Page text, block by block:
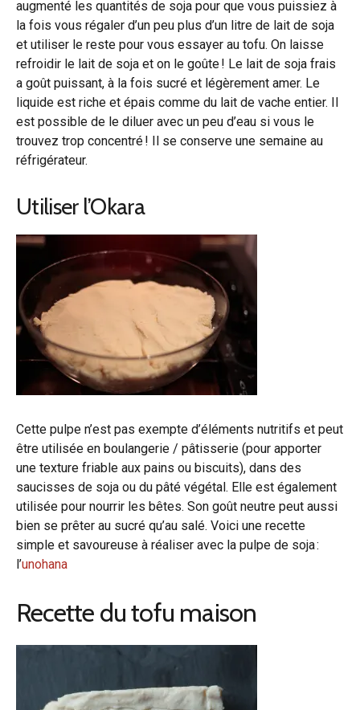
augmenté les quantités de soja pour que vous puissiez à
la fois vous régaler d’un peu plus d’un litre de lait de soja
et utiliser le reste pour vous essayer au tofu. On laisse
refroidir le lait de soja et on le goûte ! Le lait de soja frais
a goût puissant, à la fois sucré et légèrement amer. Le
liquide est riche et épais comme du lait de vache entier. Il
est possible de le diluer avec un peu d’eau si vous le
trouvez trop concentré ! Il se conserve une semaine au
réfrigérateur.
Utiliser l’Okara
Cette pulpe n’est pas exempte d’éléments nutritifs et peut
être utilisée en boulangerie / pâtisserie (pour apporter
une texture friable aux pains ou biscuits), dans des
saucisses de soja ou du pâté végétal. Elle est également
utilisée pour nourrir les bêtes. Son goût neutre peut aussi
bien se prêter au sucré qu’au salé. Voici une recette
simple et savoureuse à réaliser avec la pulpe de soja :
l’unohana
Recette du tofu maison